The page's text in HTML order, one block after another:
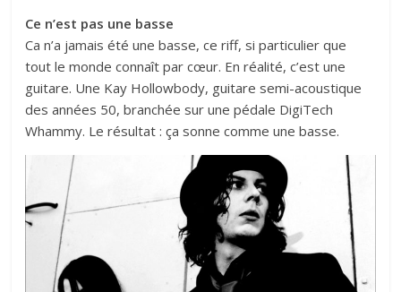
Ce n’est pas une basse
Ca n’a jamais été une basse, ce riff, si particulier que
tout le monde connaît par cœur. En réalité, c’est une
guitare. Une Kay Hollowbody, guitare semi-acoustique
des années 50, branchée sur une pédale DigiTech
Whammy. Le résultat : ça sonne comme une basse.